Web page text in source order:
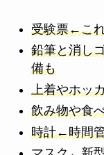
受験票←こ
鉛筆と消し
備も
上着やホッ
飲み物や食
時計←時間